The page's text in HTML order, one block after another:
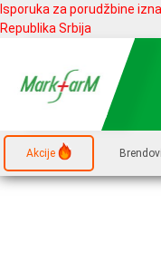
Isporuka za porudžbine
Republika Srbija
Akcije Brendovi